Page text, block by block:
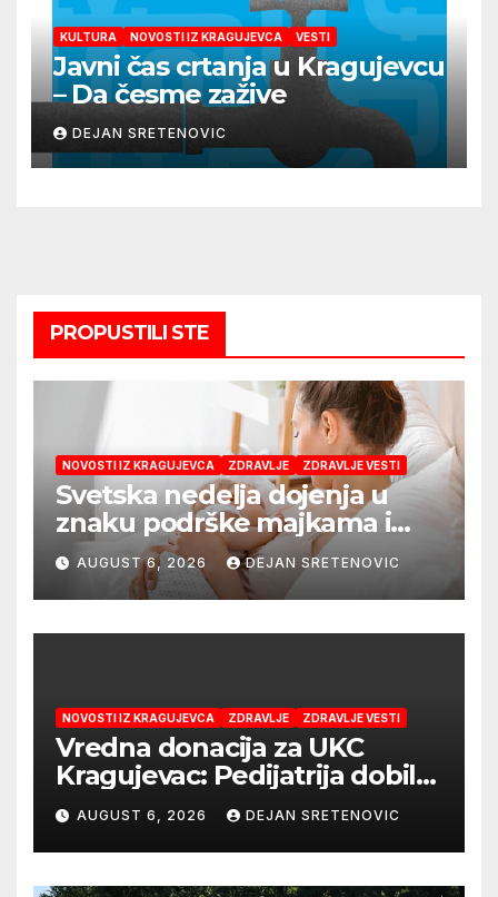
KULTURA NOVOSTI IZ KRAGUJEVCA VESTI
Javni čas crtanja u Kragujevcu
– Da česme zažive
DEJAN SRETENOVIC
PROPUSTILI STE
NOVOSTI IZ KRAGUJEVCA ZDRAVLJE ZDRAVLJE VESTI
Svetska nedelja dojenja u
znaku podrške majkama i
najboljeg početka života
AUGUST 6, 2026 DEJAN SRETENOVIC
NOVOSTI IZ KRAGUJEVCA ZDRAVLJE ZDRAVLJE VESTI
Vredna donacija za UKC
Kragujevac: Pedijatrija dobila
mobilni rendgen i mikroskop
vredne 9,6 miliona dinara
AUGUST 6, 2026 DEJAN SRETENOVIC